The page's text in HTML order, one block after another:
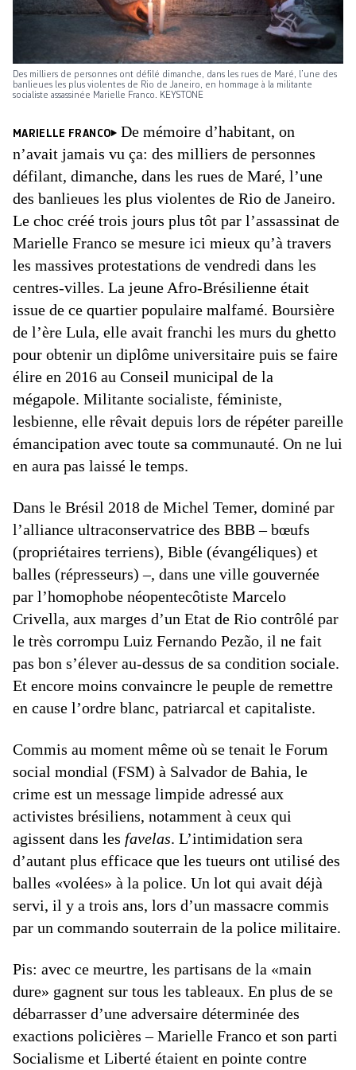
Des milliers de personnes ont défilé dimanche, dans les rues de Maré, l’une des
banlieues les plus violentes de Rio de Janeiro, en hommage à la militante
socialiste assassinée Marielle Franco. KEYSTONE
MARIELLE FRANCO
De mémoire d’habitant, on
n’avait jamais vu ça: des milliers de personnes
défilant, dimanche, dans les rues de Maré, l’une
des banlieues les plus violentes de Rio de Janeiro.
Le choc créé trois jours plus tôt par l’assassinat de
Marielle Franco se mesure ici mieux qu’à travers
les massives protestations de vendredi dans les
centres-villes. La jeune Afro-Brésilienne était
issue de ce quartier populaire malfamé. Boursière
de l’ère Lula, elle avait franchi les murs du ghetto
pour obtenir un diplôme universitaire puis se faire
élire en 2016 au Conseil municipal de la
mégapole. Militante socialiste, féministe,
lesbienne, elle rêvait depuis lors de répéter pareille
émancipation avec toute sa communauté. On ne lui
en aura pas laissé le temps.
Dans le Brésil 2018 de Michel Temer, dominé par
l’alliance ultraconservatrice des BBB – bœufs
(propriétaires terriens), Bible (évangéliques) et
balles (répresseurs) –, dans une ville gouvernée
par l’homophobe néopentecôtiste Marcelo
Crivella, aux marges d’un Etat de Rio contrôlé par
le très corrompu Luiz Fernando Pezão, il ne fait
pas bon s’élever au-dessus de sa condition sociale.
Et encore moins convaincre le peuple de remettre
en cause l’ordre blanc, patriarcal et capitaliste.
Commis au moment même où se tenait le Forum
social mondial (FSM) à Salvador de Bahia, le
crime est un message limpide adressé aux
activistes brésiliens, notamment à ceux qui
agissent dans les favelas. L’intimidation sera
d’autant plus efficace que les tueurs ont utilisé des
balles «volées» à la police. Un lot qui avait déjà
servi, il y a trois ans, lors d’un massacre commis
par un commando souterrain de la police militaire.
Pis: avec ce meurtre, les partisans de la «main
dure» gagnent sur tous les tableaux. En plus de se
débarrasser d’une adversaire déterminée des
exactions policières – Marielle Franco et son parti
Socialisme et Liberté étaient en pointe contre